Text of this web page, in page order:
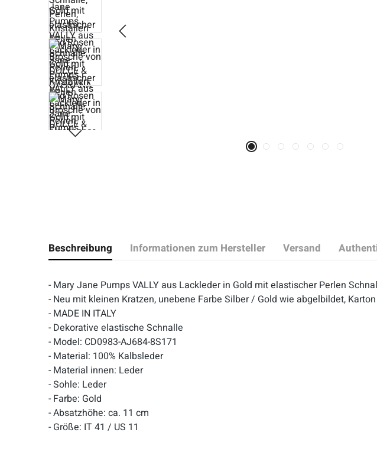
Beschreibung Informationen zum Hersteller Versand
- Mary Jane Pumps VALLY aus Lackleder in Gold mit elastischer Perlen
- Neu mit kleinen Kratzen, unebene Farbe Silber / Gold wie abgelbildet, Karton
- MADE IN ITALY
- Dekorative elastische Schnalle
- Model: CD0983-AJ684-8S171
- Material: 100% Kalbsleder
- Material innen: Leder
- Sohle: Leder
- Farbe: Gold
- Absatzhöhe: ca. 11 cm
- Größe: IT 41 / US 11